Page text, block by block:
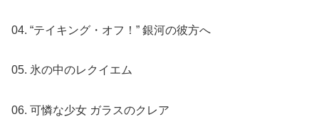
04. “テイキング・オフ！” 銀河の彼方へ
05. 氷の中のレクイエム
06. 可憐な少女 ガラスのクレア